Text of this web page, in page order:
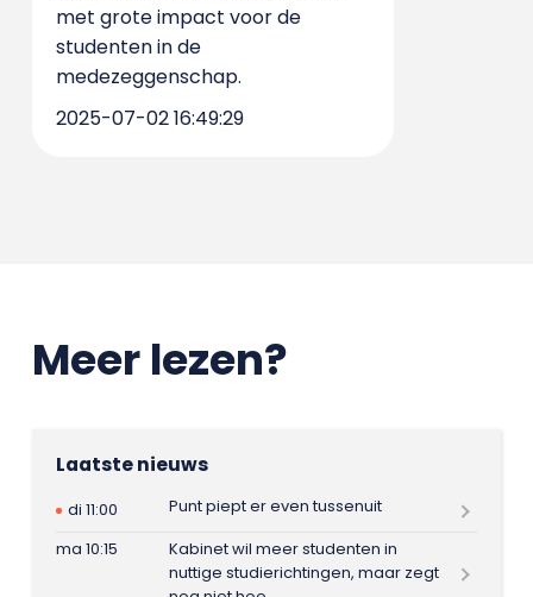
met grote impact voor de
studenten in de
medezeggenschap.
2025-07-02 16:49:29
Meer lezen?
Laatste nieuws
di 11:00
Punt piept er even tussenuit
ma 10:15
Kabinet wil meer studenten in
nuttige studierichtingen, maar zegt